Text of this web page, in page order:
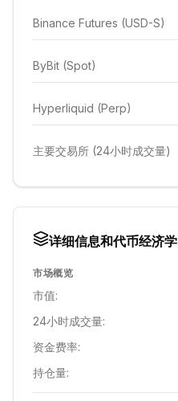
Binance Futures (USD-S)
ByBit (Spot)
Hyperliquid (Perp)
主要交易所 (24小时成交量)
详细信息和代币经济学
市场概览
市值:
24小时成交量:
资金费率:
持仓量: